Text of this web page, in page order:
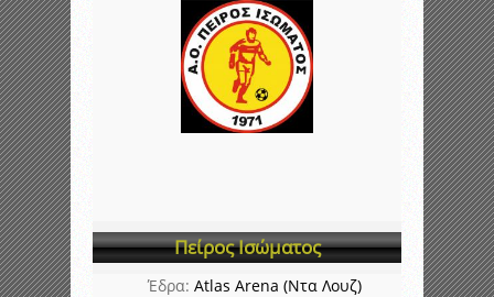
Πείρος Ισώματος
Έδρα: Atlas Arena (Ντα Λουζ)